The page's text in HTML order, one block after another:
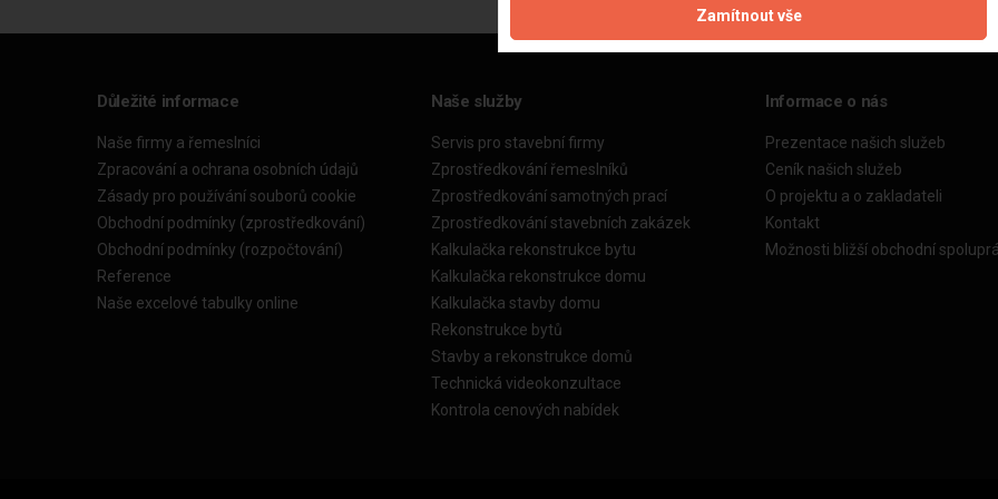
Důležité informace
Naše firmy a řemeslníci
Zpracování a ochrana osobních údajů
Zásady pro používání souborů cookie
Obchodní podmínky (zprostředkování)
Obchodní podmínky (rozpočtování)
Reference
Naše excelové tabulky online
Naše služby
Servis pro stavební firmy
Zprostředkování řemeslníků
Zprostředkování samotných prací
Zprostředkování stavebních zakázek
Kalkulačka rekonstrukce bytu
Kalkulačka rekonstrukce domu
Kalkulačka stavby domu
Rekonstrukce bytů
Stavby a rekonstrukce domů
Technická videokonzultace
Kontrola cenových nabídek
Informace o nás
Prezentace našich služeb
Ceník našich služeb
O projektu a o zakladateli
Kontakt
Možnosti bližší obchodní
Zamítnout vše